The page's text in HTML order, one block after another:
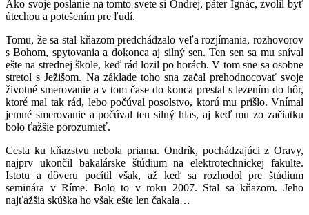
Ako svoje poslanie na tomto svete si Ondrej, páter Ignác, zvolil byť
útechou a potešením pre ľudí.
Tomu, že sa stal kňazom predchádzalo veľa rozjímania, rozhovorov
s Bohom, spytovania a dokonca aj silný sen. Ten sen sa mu sníval
ešte na strednej škole, keď rád lozil po horách. V tom sne sa osobne
stretol s Ježišom. Na základe toho sna začal prehodnocovať svoje
životné smerovanie a v tom čase do konca prestal s lezením do hôr,
ktoré mal tak rád, lebo počúval posolstvo, ktorú mu prišlo. Vnímal
jemné smerovanie a počúval ten silný hlas, aj keď mu zo začiatku
bolo ťažšie porozumieť.
Cesta ku kňazstvu nebola priama. Ondrík, pochádzajúci z Oravy,
najprv ukončil bakalárske štúdium na elektrotechnickej fakulte.
Istotu a dôveru pocítil však, až keď sa rozhodol pre štúdium
seminára v Ríme. Bolo to v roku 2007. Stal sa kňazom. Jeho
najťažšia skúška ho však ešte len čakala…